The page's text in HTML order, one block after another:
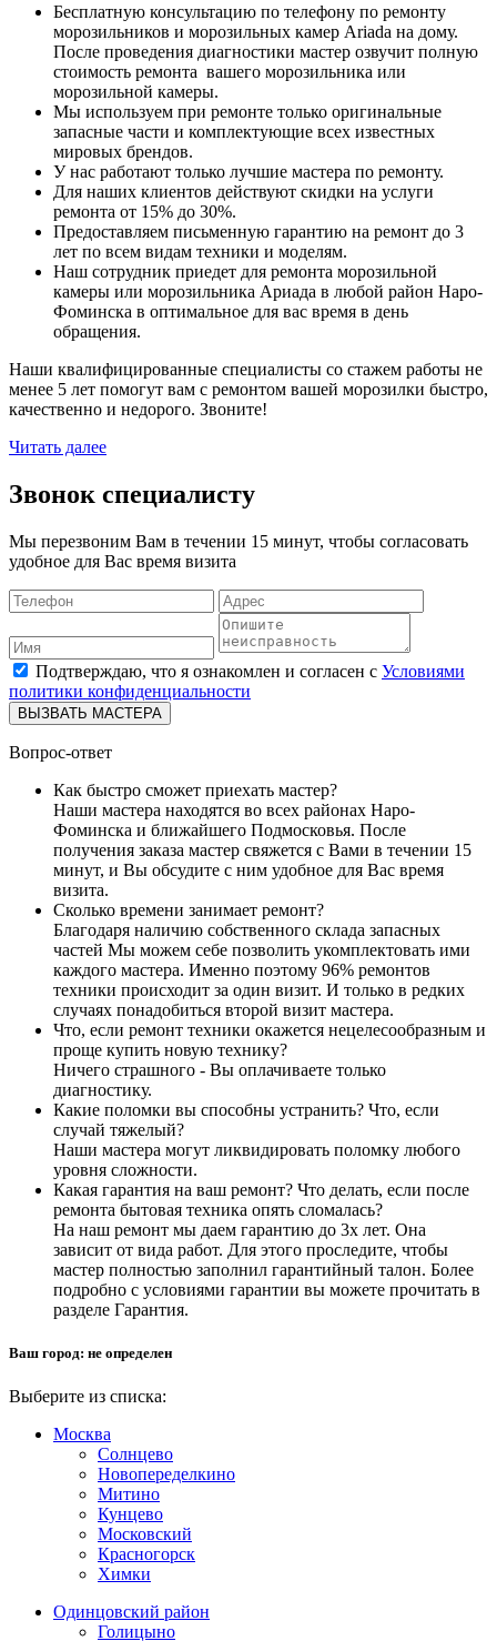
Бесплатную консультацию по телефону по ремонту
морозильников и морозильных камер Ariada на дому.
После проведения диагностики мастер озвучит полную
стоимость ремонта вашего морозильника или
морозильной камеры.
Мы используем при ремонте только оригинальные
запасные части и комплектующие всех известных
мировых брендов.
У нас работают только лучшие мастера по ремонту.
Для наших клиентов действуют скидки на услуги
ремонта от 15% до 30%.
Предоставляем письменную гарантию на ремонт до 3
лет по всем видам техники и моделям.
Наш сотрудник приедет для ремонта морозильной
камеры или морозильника Ариада в любой район Наро-
Фоминска в оптимальное для вас время в день
обращения.
Наши квалифицированные специалисты со стажем работы не
менее 5 лет помогут вам с ремонтом вашей морозилки быстро,
качественно и недорого. Звоните!
Читать далее
Звонок специалисту
Мы перезвоним Вам в течении 15 минут, чтобы согласовать
удобное для Вас время визита
Подтверждаю, что я ознакомлен и согласен с Условиями
политики конфиденциальности
ВЫЗВАТЬ МАСТЕРА
Вопрос-ответ
Как быстро сможет приехать мастер?
Наши мастера находятся во всех районах Наро-
Фоминска и ближайшего Подмосковья. После
получения заказа мастер свяжется с Вами в течении 15
минут, и Вы обсудите с ним удобное для Вас время
визита.
Сколько времени занимает ремонт?
Благодаря наличию собственного склада запасных
частей Мы можем себе позволить укомплектовать ими
каждого мастера. Именно поэтому 96% ремонтов
техники происходит за один визит. И только в редких
случаях понадобиться второй визит мастера.
Что, если ремонт техники окажется нецелесообразным и
проще купить новую технику?
Ничего страшного - Вы оплачиваете только
диагностику.
Какие поломки вы способны устранить? Что, если
случай тяжелый?
Наши мастера могут ликвидировать поломку любого
уровня сложности.
Какая гарантия на ваш ремонт? Что делать, если после
ремонта бытовая техника опять сломалась?
На наш ремонт мы даем гарантию до 3х лет. Она
зависит от вида работ. Для этого проследите, чтобы
мастер полностью заполнил гарантийный талон. Более
подробно с условиями гарантии вы можете прочитать в
разделе Гарантия.
Ваш город: не определен
Выберите из списка:
Москва
Солнцево
Новопеределкино
Митино
Кунцево
Московский
Красногорск
Химки
Одинцовский район
Голицыно